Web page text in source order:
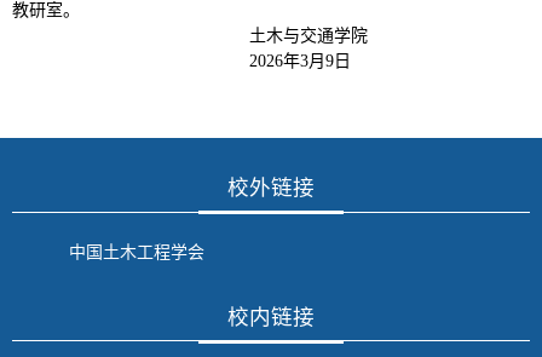
教研室。
土木与交通学院
2026年3月 9 日
校外链接
中国土木工程学会
校内链接